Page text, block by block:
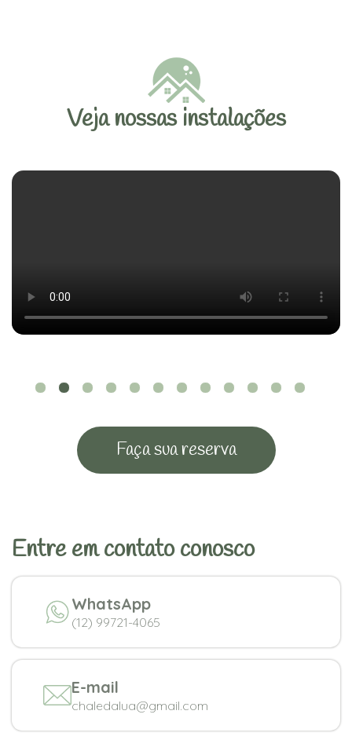
Veja nossas instalações
Faça sua reserva
Entre em contato conosco
WhatsApp
(12) 99721-4065
E-mail
chaledalua@gmail.com